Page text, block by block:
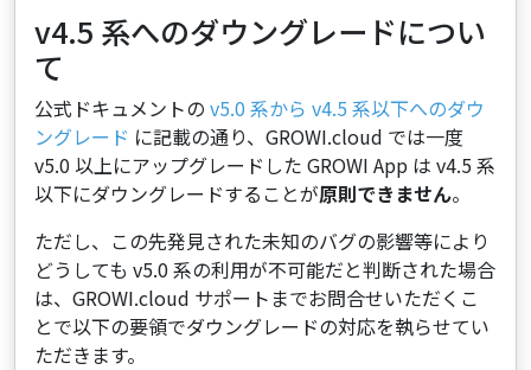
v4.5 系へのダウングレードについ
て
公式ドキュメントの v5.0 系から v4.5 系以下へのダウ
ングレード に記載の通り、GROWI.cloud では一度
v5.0 以上にアップグレードした GROWI App は v4.5 系
以下にダウングレードすることが原則できません。
ただし、この先発見された未知のバグの影響等により
どうしても v5.0 系の利用が不可能だと判断された場合
は、GROWI.cloud サポートまでお問合せいただくこ
とで以下の要領でダウングレードの対応を執らせてい
ただきます。